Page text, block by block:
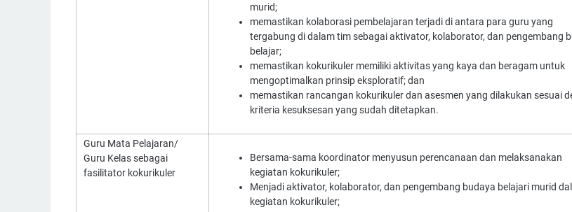
murid;
memastikan kolaborasi pembelajaran terjadi di antara para guru yang
tergabung di dalam tim sebagai aktivator, kolaborator, dan pengembang
belajar;
memastikan kokurikuler memiliki aktivitas yang kaya dan beragam untuk
mengoptimalkan prinsip eksploratif; dan
memastikan rancangan kokurikuler dan asesmen yang dilakukan sesuai
kriteria kesuksesan yang sudah ditetapkan.
Guru Mata Pelajaran/
Guru Kelas sebagai
fasilitator kokurikuler
Bersama-sama koordinator menyusun perencanaan dan melaksanakan
kegiatan kokurikuler;
Menjadi aktivator, kolaborator, dan pengembang budaya belajari murid
kegiatan kokurikuler;